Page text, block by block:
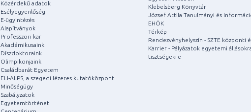
Közérdekű adatok
Esélyegyenlőség
E-ügyintézés
Alapítványok
Professzori kar
Akadémikusaink
Díszdoktoraink
Olimpikonjaink
Családbarát Egyetem
ELI-ALPS, a szegedi lézeres kutatóközpont
Minőségügy
Szabályzatok
Egyetemtörténet
Klebelsberg Könyvtár
József Attila Tanulmányi és
EHÖK
Térkép
Rendezvényhelyszín - SZTE központi
Karrier - Pályázatok egyetemi
tisztségekre